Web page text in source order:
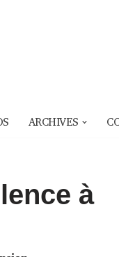
ARCHIVES
à